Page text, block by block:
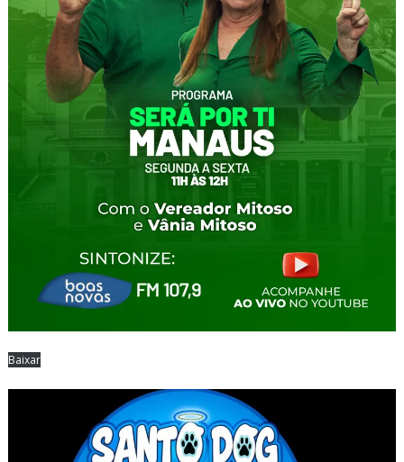
Baixar